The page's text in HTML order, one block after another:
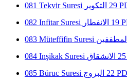
081 Tekvir Suresi التكوير 29
082 Infitar Suresi الانفطار 19
083 Müteffifin Suresi المطففين
084 Inşikak Suresi الانشقاق 25
085 Büruc Suresi البروج 22